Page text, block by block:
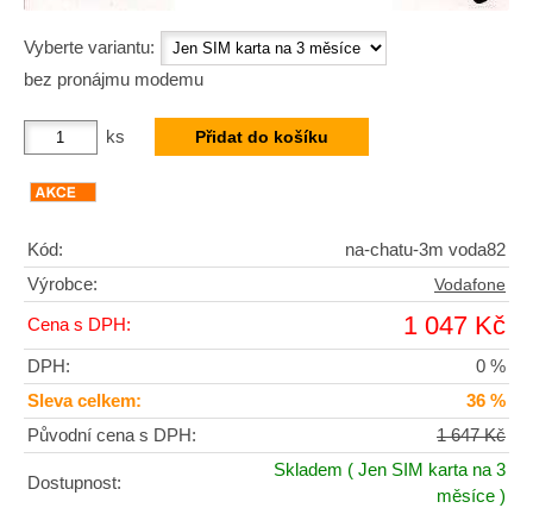
Vyberte variantu:
bez pronájmu modemu
ks
Kód:
na-chatu-3m voda82
Výrobce:
Vodafone
Cena s DPH: 1 047 Kč
DPH:
0 %
Sleva celkem:
36 %
Původní cena s DPH:
1 647 Kč
Dostupnost:
Skladem ( Jen SIM karta na 3
měsíce )